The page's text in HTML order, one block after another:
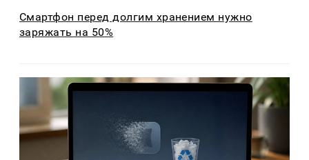
Смартфон перед долгим хранением нужно
заряжать на 50%